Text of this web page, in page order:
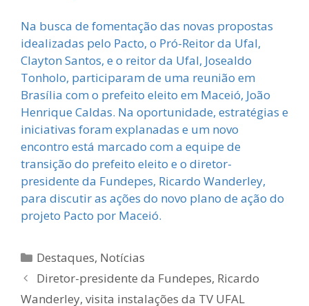
Na busca de fomentação das novas propostas
idealizadas pelo Pacto, o Pró-Reitor da Ufal,
Clayton Santos, e o reitor da Ufal, Josealdo
Tonholo, participaram de uma reunião em
Brasília com o prefeito eleito em Maceió, João
Henrique Caldas. Na oportunidade, estratégias e
iniciativas foram explanadas e um novo
encontro está marcado com a equipe de
transição do prefeito eleito e o diretor-
presidente da Fundepes, Ricardo Wanderley,
para discutir as ações do novo plano de ação do
projeto Pacto por Maceió.
Categorias
Destaques, Notícias
Diretor-presidente da Fundepes, Ricardo
Wanderley, visita instalações da TV UFAL